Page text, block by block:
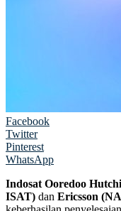
Facebook
Twitter
Pinterest
WhatsApp
Indosat Ooredoo
ISAT) dan Ericsson